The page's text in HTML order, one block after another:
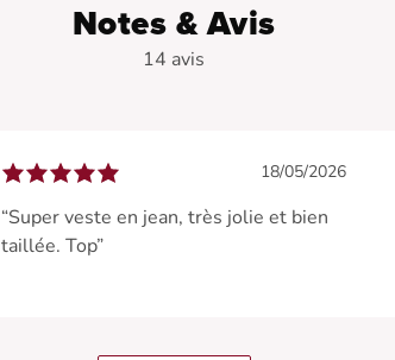
Notes & Avis
14 avis
18/05/2026
“Super veste en jean, très jolie et bien
taillée. Top”